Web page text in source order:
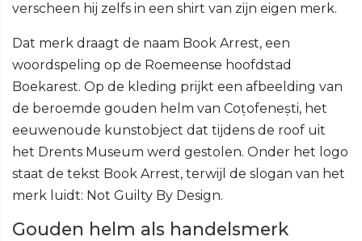
verscheen hij zelfs in een shirt van zijn eigen merk.
Dat merk draagt de naam Book Arrest, een
woordspeling op de Roemeense hoofdstad
Boekarest. Op de kleding prijkt een afbeelding van
de beroemde gouden helm van Coțofenești, het
eeuwenoude kunstobject dat tijdens de roof uit
het Drents Museum werd gestolen. Onder het logo
staat de tekst Book Arrest, terwijl de slogan van het
merk luidt: Not Guilty By Design.
Gouden helm als handelsmerk